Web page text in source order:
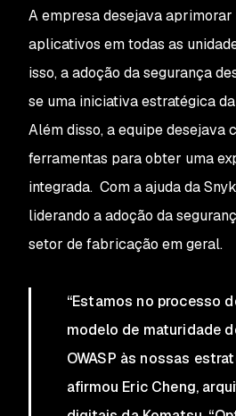
A empresa desejava aprimorar
aplicativos em todas as
isso, a adoção da segurança
se uma iniciativa estratégica
Além disso, a equipe desejava
ferramentas para obter uma
integrada. Com a ajuda da
liderando a adoção da
setor de fabricação em geral.
“Estamos no processo
modelo de maturidade
OWASP às nossas
afirmou Eric Cheng,